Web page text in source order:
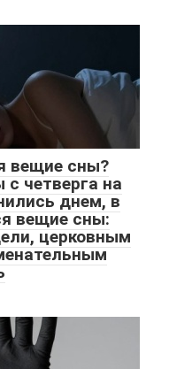
вещие сны?
четверга на
днем, в
вещие сны:
церковным